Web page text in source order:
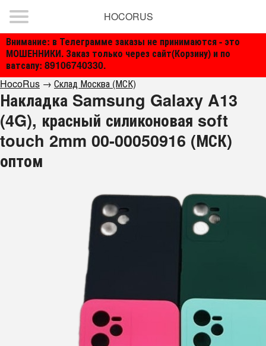
Внимание: в Телеграмме заказы не принимаются - это
МОШЕННИКИ. Заказ только через сайт(Корзину) и по
ватсапу: 89106740330.
HOCORUS
HocoRus → Склад Москва (МСК)
Накладка Samsung Galaxy A13
(4G), красный силиконовая soft
touch 2mm 00-00050916 (МСК)
оптом